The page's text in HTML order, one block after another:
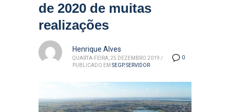
de 2020 de muitas
realizações
0
Henrique Alves
QUARTA-FEIRA, 25 DEZEMBRO 2019 /
PUBLICADO EM SEGP,SERVIDOR